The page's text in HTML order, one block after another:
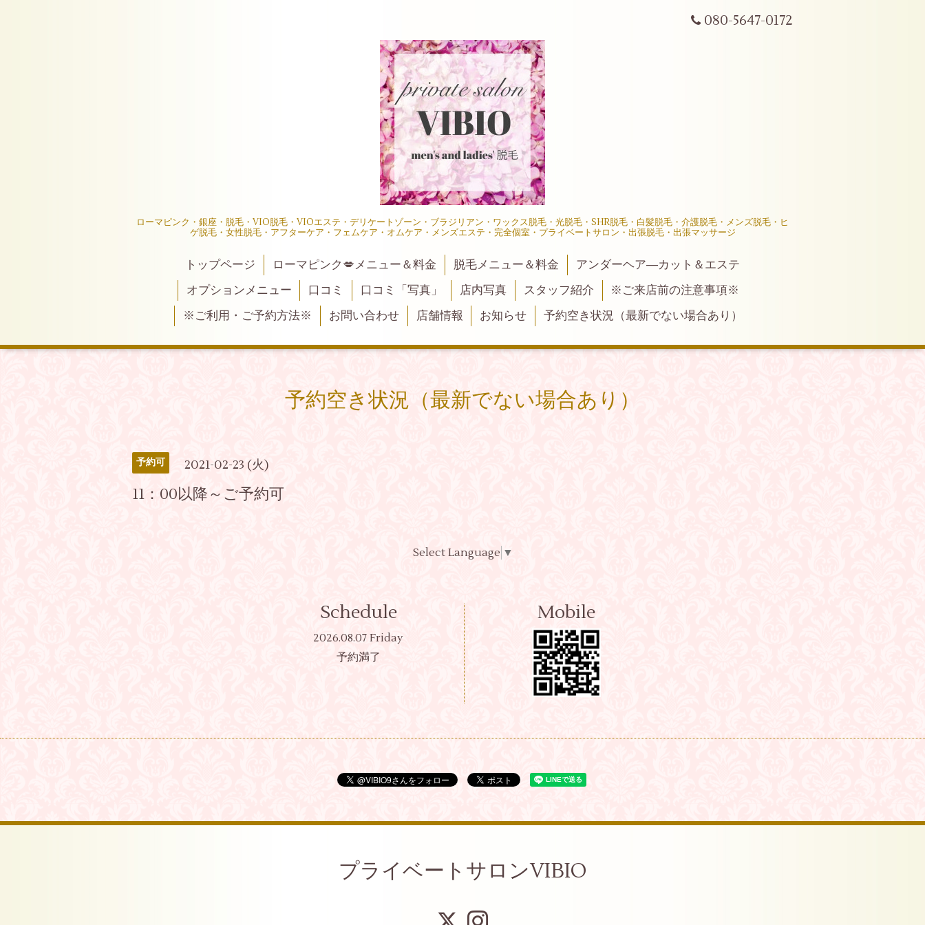
080-5647-0172
ローマピンク・銀座・脱毛・VIO脱毛・VIOエステ・デリケートゾーン・ブラジリアン・ワックス脱毛・光脱毛・SHR脱毛・白髪脱毛・介護脱毛・メンズ脱毛・ヒ
ゲ脱毛・女性脱毛・アフターケア・フェムケア・オムケア・メンズエステ・完全個室・プライベートサロン・出張脱毛・出張マッサージ
トップページ ローマピンク💋メニュー＆料金 脱毛メニュー＆料金
アンダーヘア―カット＆エステ
オプションメニュー
口コミ 口コミ「写真」 店内写真 スタッフ紹介
※ご来店前の注意事項※
※ご利用・ご予約方法※
お問い合わせ 店舗情報 お知らせ 予約空き状況（最新でない場合あり）
予約空き状況（最新でない場合あり）
予約可 2021-02-23 (火)
11：00以降～ご予約可
Select Language ▼
Schedule
2026.08.07 Friday
予約満了
Mobile
プライベートサロンVIBIO